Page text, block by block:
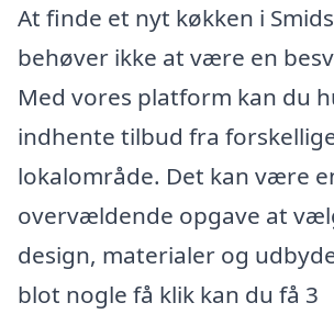
At finde et nyt køkken i
behøver ikke at være en
Med vores platform kan du
indhente tilbud fra
lokalområde. Det kan være
overvældende opgave at
design, materialer og
blot nogle få klik kan du få 3